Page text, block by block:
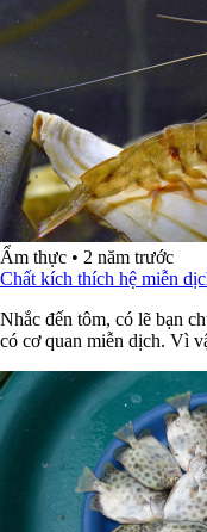
Ẩm thực • 2 năm trước
Chất kích thích hệ miễn
Nhắc đến tôm, có lẽ bạn
có cơ quan miễn dịch. Vì